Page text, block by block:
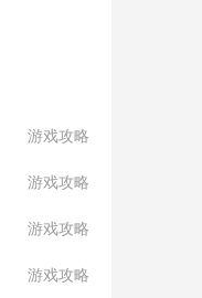
游戏攻略
游戏攻略
游戏攻略
游戏攻略